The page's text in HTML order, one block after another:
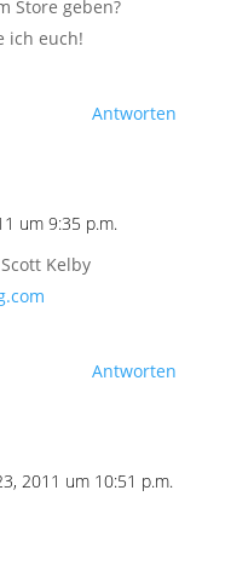
Store geben?
ich euch!
Antworten
um 9:35 p.m.
Kelby
Antworten
2011 um 10:51 p.m.